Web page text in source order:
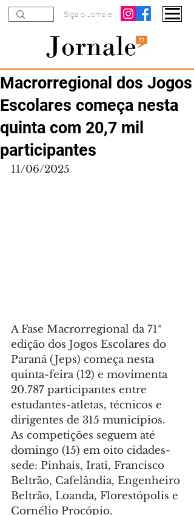
Siga o Jornale
Macrorregional dos Jogos
Escolares começa nesta
quinta com 20,7 mil
participantes
11/06/2025
A Fase Macrorregional da 71ª
edição dos Jogos Escolares do
Paraná (Jeps) começa nesta
quinta-feira (12) e movimenta
20.787 participantes entre
estudantes-atletas, técnicos e
dirigentes de 315 municípios.
As competições seguem até
domingo (15) em oito cidades-
sede: Pinhais, Irati, Francisco
Beltrão, Cafelândia, Engenheiro
Beltrão, Loanda, Florestópolis e
Cornélio Procópio.